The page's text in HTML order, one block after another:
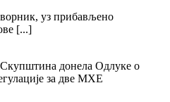
уз прибављено
[...]
донела Одлуке о
за две МХЕ